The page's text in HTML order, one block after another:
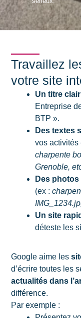
Travaillez
votre site
Un titre
Entreprise
BTP ».
Des textes
vos activités
charpente
Grenoble,
Des
(ex :
Un site
déteste les
Google aime les
d’écrire toutes les
actualités dans
différence.
Par exemple :